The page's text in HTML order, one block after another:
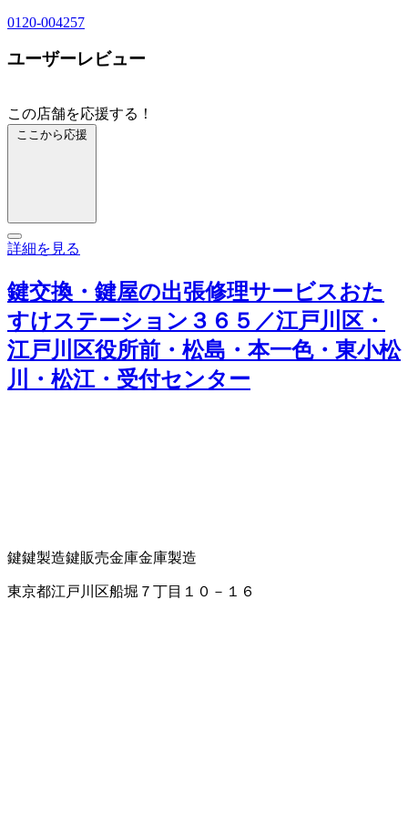
0120-004257
ユーザーレビュー
この店舗を応援する！
ここから応援
詳細を見る
鍵交換・鍵屋の出張修理サービスおた
すけステーション３６５／江戸川区・
江戸川区役所前・松島・本一色・東小松
川・松江・受付センター
鍵鍵製造鍵販売金庫金庫製造
東京都江戸川区船堀７丁目１０－１６